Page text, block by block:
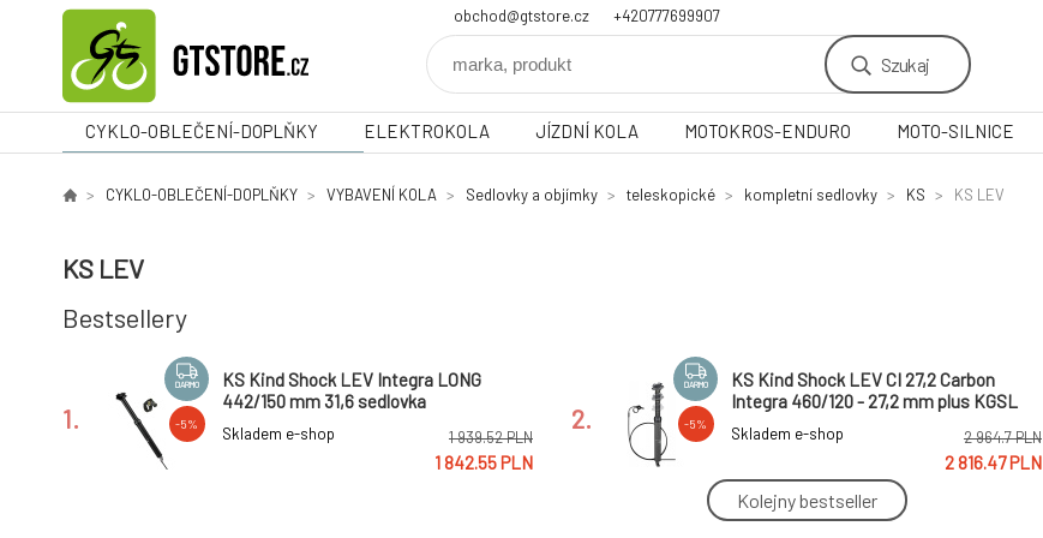
obchod@gtstore.cz +420777699907
Szukaj
CYKLO-OBLEČENÍ-DOPLŇKY ELEKTROKOLA JÍZDNÍ KOLA MOTOKROS-ENDURO MOTO-SILNICE
CYKLO-OBLEČENÍ-DOPLŇKY VYBAVENÍ KOLA Sedlovky a objímky teleskopické kompletní sedlovky KS KS LEV
KS LEV
Bestsellery
1.
DARMO
-5%
KS Kind Shock LEV Integra LONG
442/150 mm 31,6 sedlovka
Skladem e-shop 1 939.52 PLN
1 842.55 PLN
2.
DARMO
-5%
KS Kind Shock LEV CI 27,2 Carbon
Integra 460/120 - 27,2 mm plus KGSL
Skladem e-shop 2 964.7 PLN
2 816.47 PLN
KS Kind Shock LEV DX 150 Long -
Kolejny bestseller